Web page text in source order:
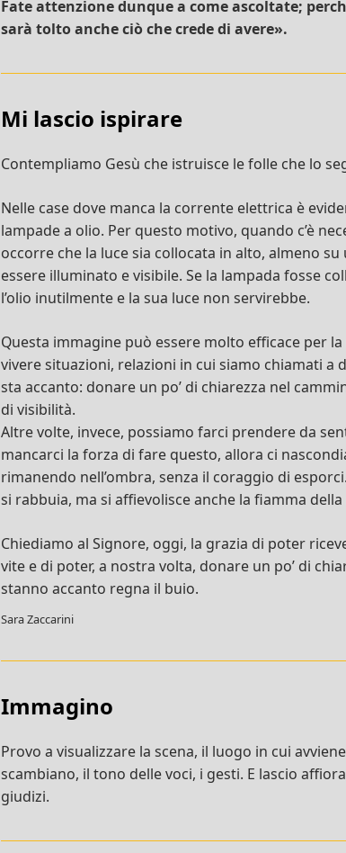
Fate attenzione dunque a come ascoltate;
sarà tolto anche ciò che crede di avere».
Mi lascio ispirare
Contempliamo Gesù che istruisce le folle che lo
Nelle case dove manca la corrente elettrica è
lampade a olio. Per questo motivo, quando c’è
occorre che la luce sia collocata in alto, almeno
essere illuminato e visibile. Se la lampada fosse
l’olio inutilmente e la sua luce non servirebbe.
Questa immagine può essere molto efficace per
vivere situazioni, relazioni in cui siamo chiamati a
sta accanto: donare un po’ di chiarezza nel
di visibilità.
Altre volte, invece, possiamo farci prendere da
mancarci la forza di fare questo, allora ci
rimanendo nell’ombra, senza il coraggio di
si rabbuia, ma si affievolisce anche la fiamma
Chiediamo al Signore, oggi, la grazia di poter
vite e di poter, a nostra volta, donare un po’ di
stanno accanto regna il buio.
Sara Zaccarini
Immagino
Provo a visualizzare la scena, il luogo in cui
scambiano, il tono delle voci, i gesti. E lascio
giudizi.